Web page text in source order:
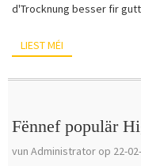
d'Trocknung besser fir
LIEST MÉI
Fënnef populär
vun Administrator op 22-